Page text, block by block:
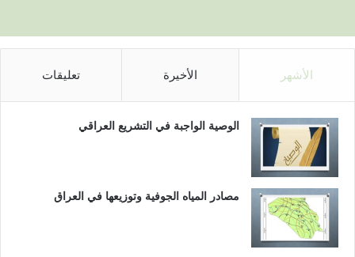
الأشهر الأخيرة تعليقات
الوصية الواجبة في التشريع العراقي
مصادر المياه الجوفية وتوزيعها في العراق